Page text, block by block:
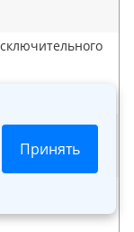
Принять